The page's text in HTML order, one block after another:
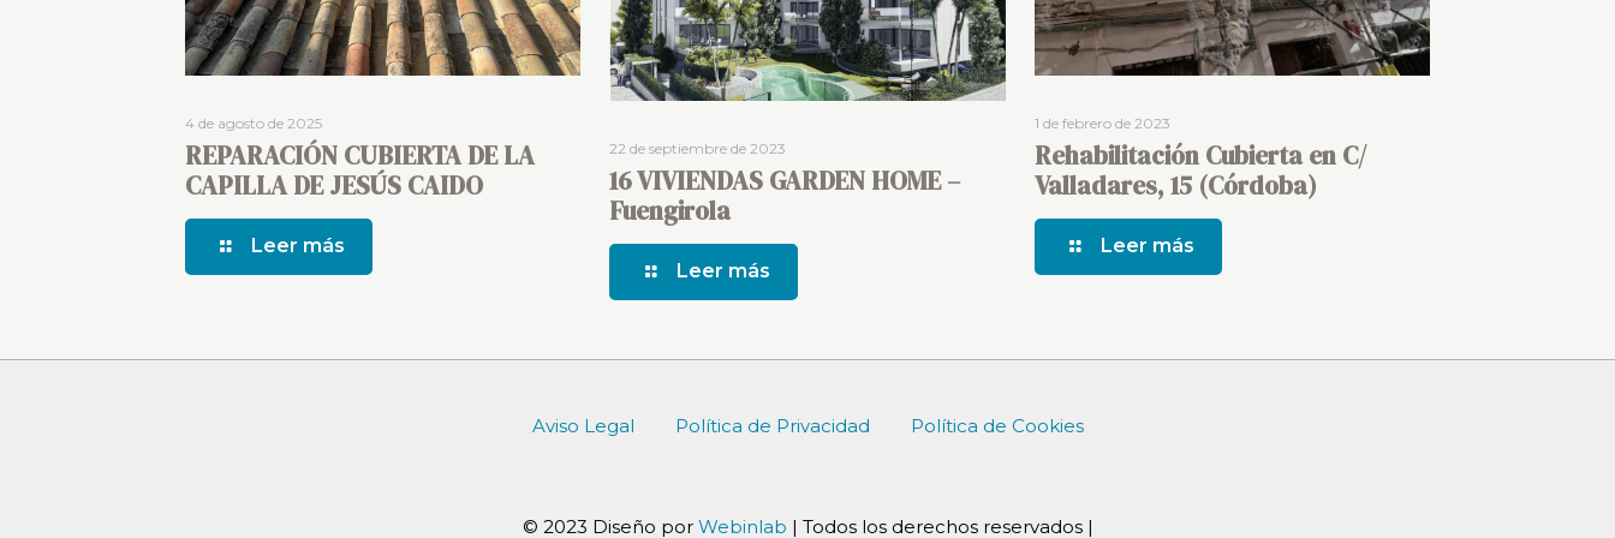
4 de agosto de 2025
REPARACIÓN CUBIERTA DE LA
CAPILLA DE JESÚS CAIDO
Leer más
22 de septiembre de 2023
16 VIVIENDAS GARDEN HOME –
Fuengirola
Leer más
1 de febrero de 2023
Rehabilitación Cubierta en C/
Valladares, 15 (Córdoba)
Leer más
Aviso Legal Política de Privacidad Política de Cookies
© 2023 Diseño por Webinlab | Todos los derechos reservados |